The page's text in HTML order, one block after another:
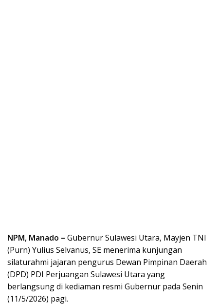
NPM, Manado – Gubernur Sulawesi Utara, Mayjen TNI
(Purn) Yulius Selvanus, SE menerima kunjungan
silaturahmi jajaran pengurus Dewan Pimpinan Daerah
(DPD) PDI Perjuangan Sulawesi Utara yang
berlangsung di kediaman resmi Gubernur pada Senin
(11/5/2026) pagi.